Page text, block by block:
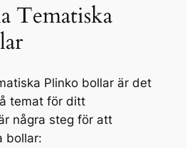
Tematiska
Plinko bollar är det
temat för ditt
några steg för att
bollar: